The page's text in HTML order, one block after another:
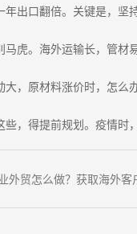
出口翻倍。关键是，坚
虎。海外运输长，管材
，原材料涨价时，怎么
，得提前规划。疫情时
外贸怎么做？获取海外